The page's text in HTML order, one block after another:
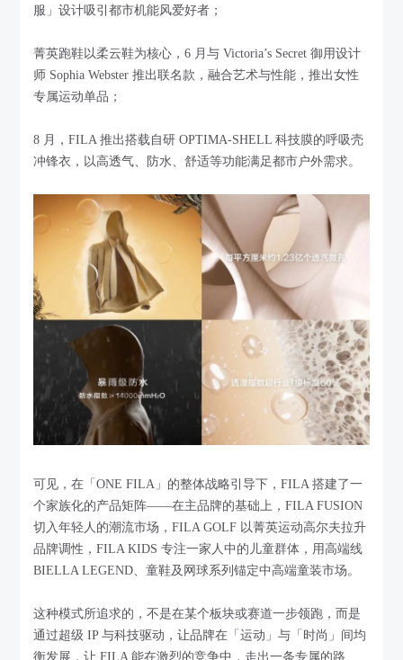
服」设计吸引都市机能风爱好者；
菁英跑鞋以柔云鞋为核心，6 月与 Victoria’s Secret 御用设计
师 Sophia Webster 推出联名款，融合艺术与性能，推出女性
专属运动单品；
8 月，FILA 推出搭载自研 OPTIMA-SHELL 科技膜的呼吸壳
冲锋衣，以高透气、防水、舒适等功能满足都市户外需求。
可见，在「ONE FILA」的整体战略引导下，FILA 搭建了一
个家族化的产品矩阵——在主品牌的基础上，FILA FUSION
切入年轻人的潮流市场，FILA GOLF 以菁英运动高尔夫拉升
品牌调性，FILA KIDS 专注一家人中的儿童群体，用高端线
BIELLA LEGEND、童鞋及网球系列锚定中高端童装市场。
这种模式所追求的，不是在某个板块或赛道一步领跑，而是
通过超级 IP 与科技驱动，让品牌在「运动」与「时尚」间均
衡发展，让 FILA 能在激烈的竞争中，走出一条专属的路